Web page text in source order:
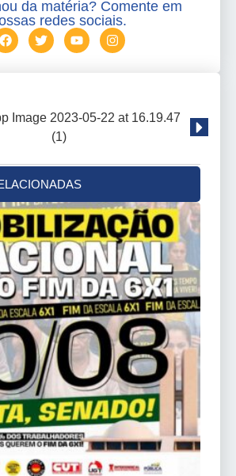
da matéria? Comente em
redes sociais.